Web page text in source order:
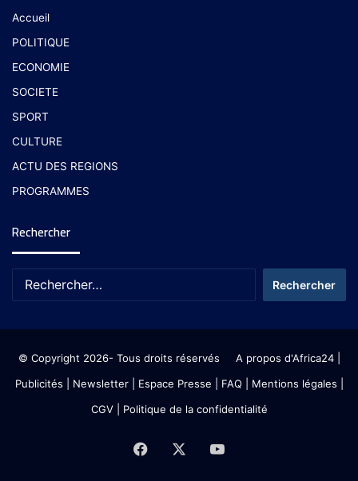
Accueil
POLITIQUE
ECONOMIE
SOCIETE
SPORT
CULTURE
ACTU DES REGIONS
PROGRAMMES
Rechercher
© Copyright 2026- Tous droits réservés A propos d'Africa24|
Publicités
Newsletter| Espace Presse | FAQ | Mentions légales
CGV| Politique de la confidentialité